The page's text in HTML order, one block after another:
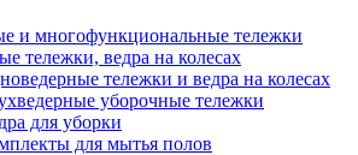
и многофункциональные тележки
тележки, ведра на колесах
тележки и ведра на колесах
уборочные тележки
для уборки
для мытья полов